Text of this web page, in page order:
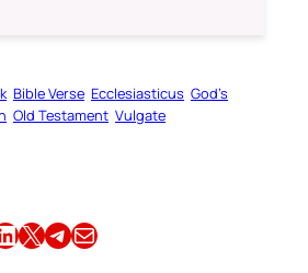
Bible Verse Ecclesiasticus God’s
Old Testament Vulgate
Share this article on X Share this article on TelegramEmail this Article